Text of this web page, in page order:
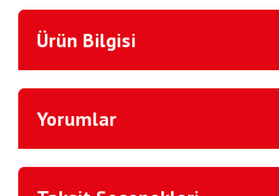
Ürün Bilgisi
Yorumlar